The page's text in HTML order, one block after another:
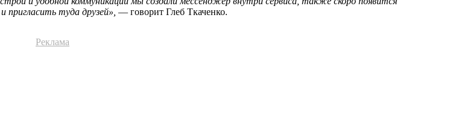
туда друзей», — говорит Глеб Ткаченко.
Реклама